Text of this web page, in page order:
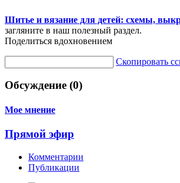
Шитье и вязание для детей: схемы,
загляните в наш полезный раздел.
Поделиться вдохновением
Скопировать
Обсуждение (0)
Мое мнение
Прямой эфир
Комментарии
Публикации